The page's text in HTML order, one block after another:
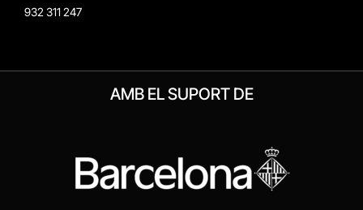
932 311 247
AMB EL SUPORT DE